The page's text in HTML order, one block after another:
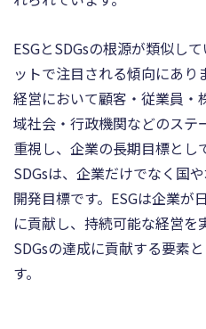
ESGとSDGsの根源が類似し
ットで注目される傾向にあり
経営において顧客・従業員・
域社会・行政機関などのステ
重視し、企業の長期目標とし
SDGsは、企業だけでなく国
開発目標です。ESGは企業が
に貢献し、持続可能な経営を
SDGsの達成に貢献する要素
す。